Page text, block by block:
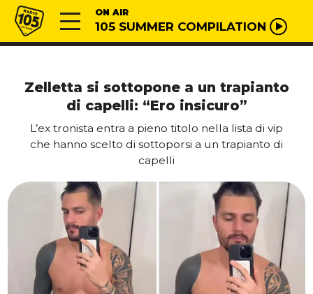
Vai al contenuto
Radio 105 ON AIR
105 SUMMER COMPILATION
Zelletta si sottopone a un trapianto
di capelli: “Ero insicuro”
L’ex tronista entra a pieno titolo nella lista di vip
che hanno scelto di sottoporsi a un trapianto di
capelli